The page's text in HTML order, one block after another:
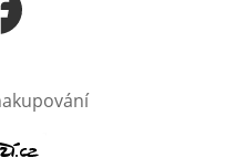
v novém okně